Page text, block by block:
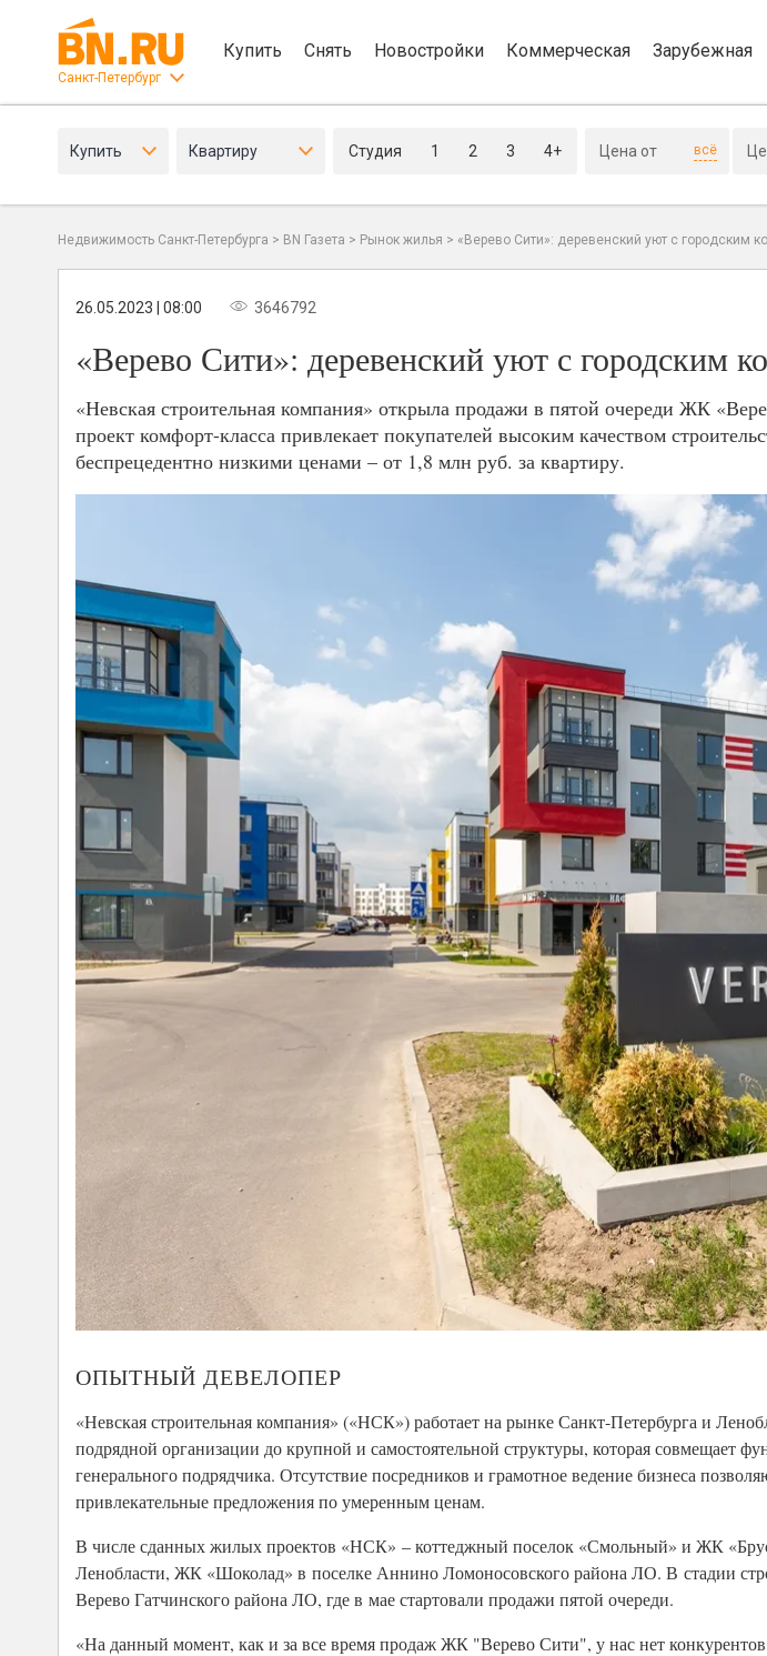
Санкт-Петербург
Купить Снять Новостройки Коммерческая Зарубежная
Купить Квартиру Студия 1 2 3 4+ всё
Недвижимость Санкт-Петербурга > BN Газета > Рынок жилья > «Верево Сити»: деревенский уют с городским
26.05.2023 | 08:00 3646792
«Верево Сити»: деревенский уют с городским
«Невская строительная компания» открыла продажи в пятой очереди ЖК
проект комфорт-класса привлекает покупателей высоким качеством
беспрецедентно низкими ценами – от 1,8 млн руб. за квартиру.
ОПЫТНЫЙ ДЕВЕЛОПЕР
«Невская строительная компания» («НСК») работает на рынке Санкт-Петербурга и
подрядной организации до крупной и самостоятельной структуры, которая совмещает
генерального подрядчика. Отсутствие посредников и грамотное ведение бизнеса
привлекательные предложения по умеренным ценам.
В числе сданных жилых проектов «НСК» – коттеджный поселок «Смольный» и ЖК
Ленобласти, ЖК «Шоколад» в поселке Аннино Ломоносовского района ЛО. В стадии
Верево Гатчинского района ЛО, где в мае стартовали продажи пятой очереди.
«На данный момент, как и за все время продаж ЖК "Верево Сити", у нас нет